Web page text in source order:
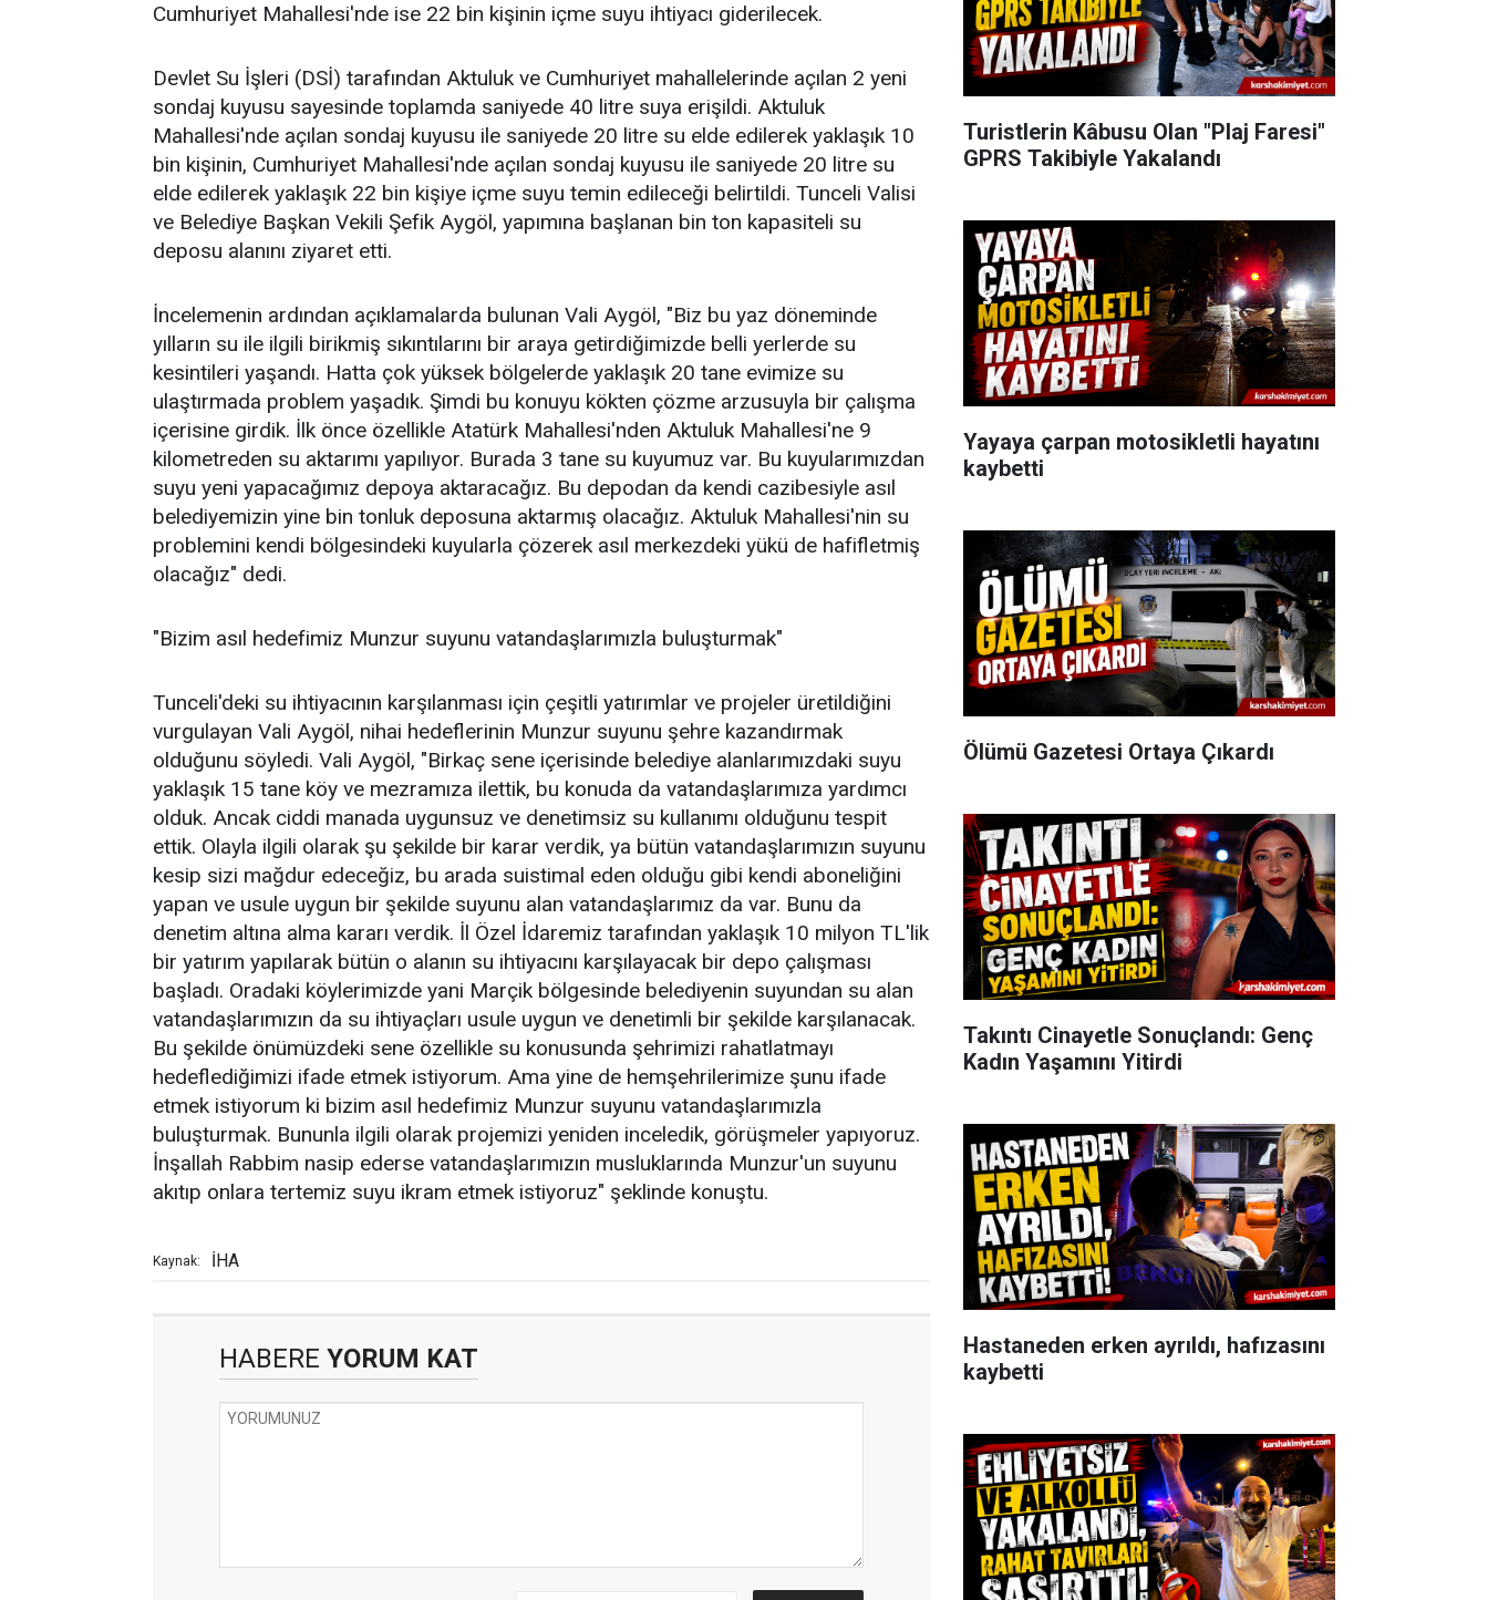
Cumhuriyet Mahallesi'nde ise 22 bin kişinin içme suyu ihtiyacı giderilecek.
Devlet Su İşleri (DSİ) tarafından Aktuluk ve Cumhuriyet mahallelerinde açılan 2 yeni
sondaj kuyusu sayesinde toplamda saniyede 40 litre suya erişildi. Aktuluk
Mahallesi'nde açılan sondaj kuyusu ile saniyede 20 litre su elde edilerek yaklaşık 10
bin kişinin, Cumhuriyet Mahallesi'nde açılan sondaj kuyusu ile saniyede 20 litre su
elde edilerek yaklaşık 22 bin kişiye içme suyu temin edileceği belirtildi. Tunceli Valisi
ve Belediye Başkan Vekili Şefik Aygöl, yapımına başlanan bin ton kapasiteli su
deposu alanını ziyaret etti.
İncelemenin ardından açıklamalarda bulunan Vali Aygöl, "Biz bu yaz döneminde
yılların su ile ilgili birikmiş sıkıntılarını bir araya getirdiğimizde belli yerlerde su
kesintileri yaşandı. Hatta çok yüksek bölgelerde yaklaşık 20 tane evimize su
ulaştırmada problem yaşadık. Şimdi bu konuyu kökten çözme arzusuyla bir çalışma
içerisine girdik. İlk önce özellikle Atatürk Mahallesi'nden Aktuluk Mahallesi'ne 9
kilometreden su aktarımı yapılıyor. Burada 3 tane su kuyumuz var. Bu kuyularımızdan
suyu yeni yapacağımız depoya aktaracağız. Bu depodan da kendi cazibesiyle asıl
belediyemizin yine bin tonluk deposuna aktarmış olacağız. Aktuluk Mahallesi'nin su
problemini kendi bölgesindeki kuyularla çözerek asıl merkezdeki yükü de hafifletmiş
olacağız" dedi.
"Bizim asıl hedefimiz Munzur suyunu vatandaşlarımızla buluşturmak"
Tunceli'deki su ihtiyacının karşılanması için çeşitli yatırımlar ve projeler üretildiğini
vurgulayan Vali Aygöl, nihai hedeflerinin Munzur suyunu şehre kazandırmak
olduğunu söyledi. Vali Aygöl, "Birkaç sene içerisinde belediye alanlarımızdaki suyu
yaklaşık 15 tane köy ve mezramıza ilettik, bu konuda da vatandaşlarımıza yardımcı
olduk. Ancak ciddi manada uygunsuz ve denetimsiz su kullanımı olduğunu tespit
ettik. Olayla ilgili olarak şu şekilde bir karar verdik, ya bütün vatandaşlarımızın suyunu
kesip sizi mağdur edeceğiz, bu arada suistimal eden olduğu gibi kendi aboneliğini
yapan ve usule uygun bir şekilde suyunu alan vatandaşlarımız da var. Bunu da
denetim altına alma kararı verdik. İl Özel İdaremiz tarafından yaklaşık 10 milyon TL'lik
bir yatırım yapılarak bütün o alanın su ihtiyacını karşılayacak bir depo çalışması
başladı. Oradaki köylerimizde yani Marçik bölgesinde belediyenin suyundan su alan
vatandaşlarımızın da su ihtiyaçları usule uygun ve denetimli bir şekilde karşılanacak.
Bu şekilde önümüzdeki sene özellikle su konusunda şehrimizi rahatlatmayı
hedeflediğimizi ifade etmek istiyorum. Ama yine de hemşehrilerimize şunu ifade
etmek istiyorum ki bizim asıl hedefimiz Munzur suyunu vatandaşlarımızla
buluşturmak. Bununla ilgili olarak projemizi yeniden inceledik, görüşmeler yapıyoruz.
İnşallah Rabbim nasip ederse vatandaşlarımızın musluklarında Munzur'un suyunu
akıtıp onlara tertemiz suyu ikram etmek istiyoruz" şeklinde konuştu.
Kaynak: İHA
HABERE YORUM KAT
Turistlerin Kâbusu Olan "Plaj Faresi"
GPRS Takibiyle Yakalandı
Yayaya çarpan motosikletli hayatını
kaybetti
Ölümü Gazetesi Ortaya Çıkardı
Takıntı Cinayetle Sonuçlandı: Genç
Kadın Yaşamını Yitirdi
Hastaneden erken ayrıldı, hafızasını
kaybetti